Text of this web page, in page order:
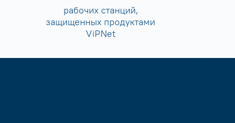
рабочих станций,
защищенных продуктами
ViPNet